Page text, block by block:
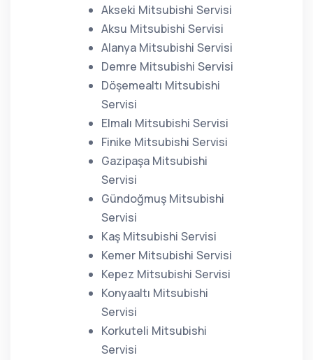
Akseki Mitsubishi Servisi
Aksu Mitsubishi Servisi
Alanya Mitsubishi Servisi
Demre Mitsubishi Servisi
Döşemealtı Mitsubishi
Servisi
Elmalı Mitsubishi Servisi
Finike Mitsubishi Servisi
Gazipaşa Mitsubishi
Servisi
Gündoğmuş Mitsubishi
Servisi
Kaş Mitsubishi Servisi
Kemer Mitsubishi Servisi
Kepez Mitsubishi Servisi
Konyaaltı Mitsubishi
Servisi
Korkuteli Mitsubishi
Servisi